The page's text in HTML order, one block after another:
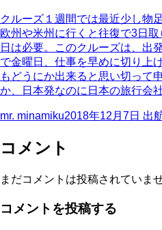
クルーズ１週間では最近少し物
欧州や米州に行くと往復で3日
日は必要。このクルーズは、出
で金曜日、仕事を早めに切り上
もどうにか出来ると思い切って
か、日本発なのに日本の旅行会
mr. minamiku2018年12月7日 出
コメント
まだコメントは投稿されていませ
コメントを投稿する